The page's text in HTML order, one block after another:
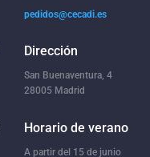
pedidos@cecadi.es
Dirección
San Buenaventura, 4
28005 Madrid
Horario de verano
A partir del 15 de junio